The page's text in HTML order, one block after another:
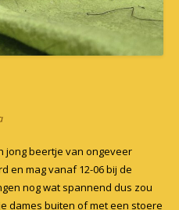
jong beertje van ongeveer
en mag vanaf 12-06 bij de
nog wat spannend dus zou
dames buiten of met een stoere